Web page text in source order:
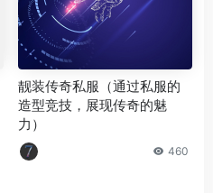
靓装传奇私服（通过私服的
造型竞技，展现传奇的魅
力）
460